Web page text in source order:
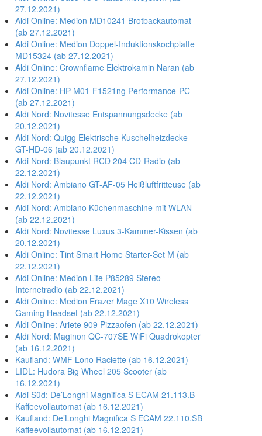
27.12.2021)
Aldi Online: Medion MD10241 Brotbackautomat
(ab 27.12.2021)
Aldi Online: Medion Doppel-Induktionskochplatte
MD15324 (ab 27.12.2021)
Aldi Online: Crownflame Elektrokamin Naran (ab
27.12.2021)
Aldi Online: HP M01-F1521ng Performance-PC
(ab 27.12.2021)
Aldi Nord: Novitesse Entspannungsdecke (ab
20.12.2021)
Aldi Nord: Quigg Elektrische Kuschelheizdecke
GT-HD-06 (ab 20.12.2021)
Aldi Nord: Blaupunkt RCD 204 CD-Radio (ab
22.12.2021)
Aldi Nord: Ambiano GT-AF-05 Heißluftfritteuse (ab
22.12.2021)
Aldi Nord: Ambiano Küchenmaschine mit WLAN
(ab 22.12.2021)
Aldi Nord: Novitesse Luxus 3-Kammer-Kissen (ab
20.12.2021)
Aldi Online: Tint Smart Home Starter-Set M (ab
22.12.2021)
Aldi Online: Medion Life P85289 Stereo-
Internetradio (ab 22.12.2021)
Aldi Online: Medion Erazer Mage X10 Wireless
Gaming Headset (ab 22.12.2021)
Aldi Online: Ariete 909 Pizzaofen (ab 22.12.2021)
Aldi Nord: Maginon QC-707SE WiFi Quadrokopter
(ab 16.12.2021)
Kaufland: WMF Lono Raclette (ab 16.12.2021)
LIDL: Hudora Big Wheel 205 Scooter (ab
16.12.2021)
Aldi Süd: De’Longhi Magnifica S ECAM 21.113.B
Kaffeevollautomat (ab 16.12.2021)
Kaufland: De’Longhi Magnifica S ECAM 22.110.SB
Kaffeevollautomat (ab 16.12.2021)